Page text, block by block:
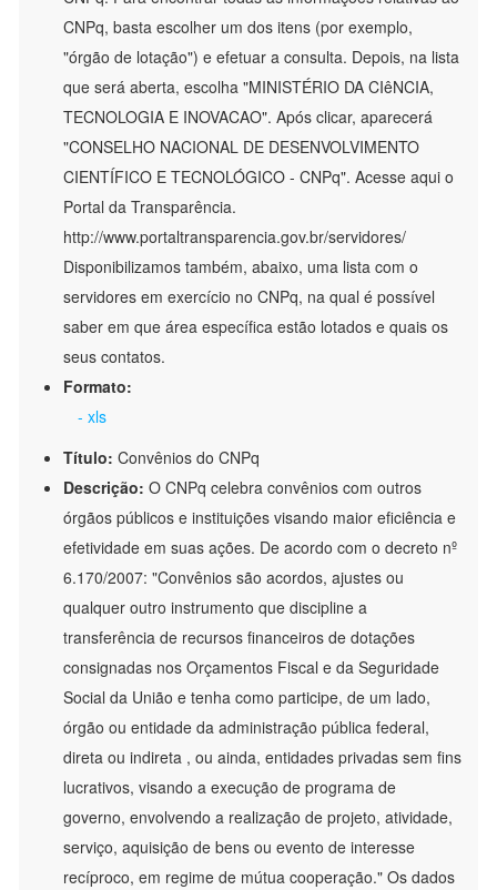
CNPq, basta escolher um dos itens (por exemplo,
"órgão de lotação") e efetuar a consulta. Depois, na lista
que será aberta, escolha "MINISTÉRIO DA CIêNCIA,
TECNOLOGIA E INOVACAO". Após clicar, aparecerá
"CONSELHO NACIONAL DE DESENVOLVIMENTO
CIENTÍFICO E TECNOLÓGICO - CNPq". Acesse aqui o
Portal da Transparência.
http://www.portaltransparencia.gov.br/servidores/
Disponibilizamos também, abaixo, uma lista com o
servidores em exercício no CNPq, na qual é possível
saber em que área específica estão lotados e quais os
seus contatos.
Formato:
- xls
Título: Convênios do CNPq
Descrição: O CNPq celebra convênios com outros
órgãos públicos e instituições visando maior eficiência e
efetividade em suas ações. De acordo com o decreto nº
6.170/2007: "Convênios são acordos, ajustes ou
qualquer outro instrumento que discipline a
transferência de recursos financeiros de dotações
consignadas nos Orçamentos Fiscal e da Seguridade
Social da União e tenha como participe, de um lado,
órgão ou entidade da administração pública federal,
direta ou indireta , ou ainda, entidades privadas sem fins
lucrativos, visando a execução de programa de
governo, envolvendo a realização de projeto, atividade,
serviço, aquisição de bens ou evento de interesse
recíproco, em regime de mútua cooperação." Os dados